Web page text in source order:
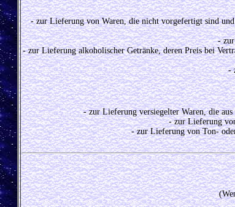
- zur Lieferung von Waren, die nicht vorgefertigt sind
-
- zur Lieferung alkoholischer Getränke, deren Preis bei
-
- zur Lieferung versiegelter Waren, die
- zur Lieferung
- zur Lieferung von Ton-